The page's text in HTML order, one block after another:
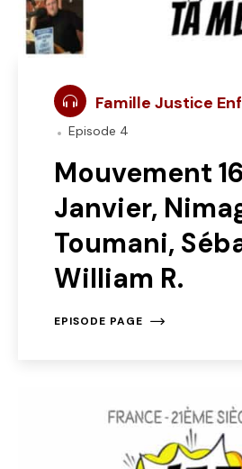
Famille Justice
Episode 4
Mouvement 16
Janvier,
Toumani,
William R.
EPISODE PAGE